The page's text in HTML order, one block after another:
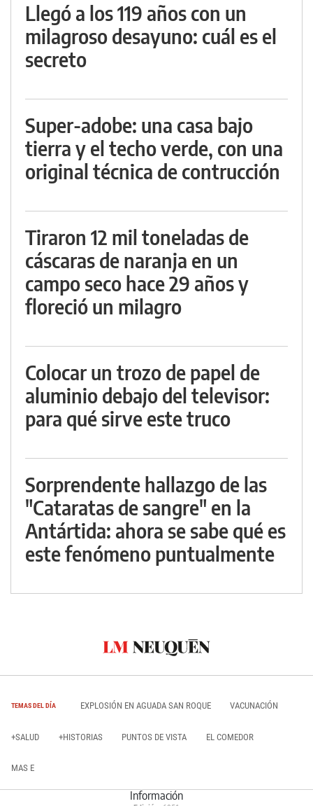
Llegó a los 119 años con un
milagroso desayuno: cuál es el
secreto
Super-adobe: una casa bajo
tierra y el techo verde, con una
original técnica de contrucción
Tiraron 12 mil toneladas de
cáscaras de naranja en un
campo seco hace 29 años y
floreció un milagro
Colocar un trozo de papel de
aluminio debajo del televisor:
para qué sirve este truco
Sorprendente hallazgo de las
"Cataratas de sangre" en la
Antártida: ahora se sabe qué es
este fenómeno puntualmente
TEMAS DEL DÍA EXPLOSIÓN EN AGUADA SAN ROQUE VACUNACIÓN
+SALUD +HISTORIAS PUNTOS DE VISTA EL COMEDOR
MAS E
Información